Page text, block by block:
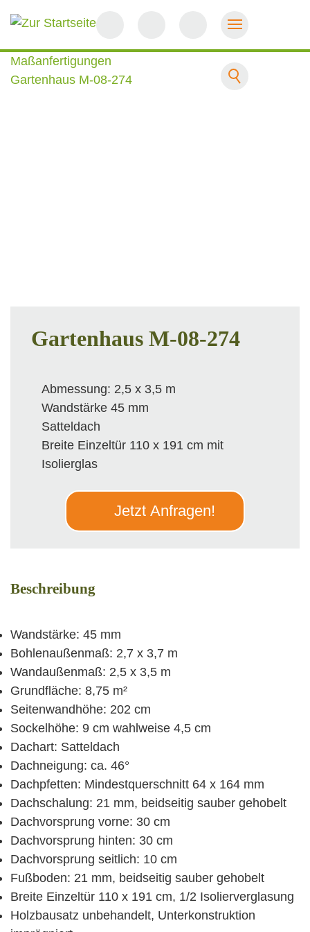
Maßanfertigungen
Gartenhaus M-08-274
Gartenhaus M-08-274
Abmessung: 2,5 x 3,5 m
Wandstärke 45 mm
Satteldach
Breite Einzeltür 110 x 191 cm mit
Isolierglas
Jetzt Anfragen!
Beschreibung
Wandstärke: 45 mm
Bohlenaußenmaß: 2,7 x 3,7 m
Wandaußenmaß: 2,5 x 3,5 m
Grundfläche: 8,75 m²
Seitenwandhöhe: 202 cm
Sockelhöhe: 9 cm wahlweise 4,5 cm
Dachart: Satteldach
Dachneigung: ca. 46°
Dachpfetten: Mindestquerschnitt 64 x 164 mm
Dachschalung: 21 mm, beidseitig sauber gehobelt
Dachvorsprung vorne: 30 cm
Dachvorsprung hinten: 30 cm
Dachvorsprung seitlich: 10 cm
Fußboden: 21 mm, beidseitig sauber gehobelt
Breite Einzeltür 110 x 191 cm, 1/2 Isolierverglasung
Holzbausatz unbehandelt, Unterkonstruktion